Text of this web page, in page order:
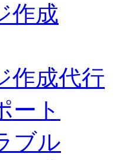
作成
作成代行
ート
ブル